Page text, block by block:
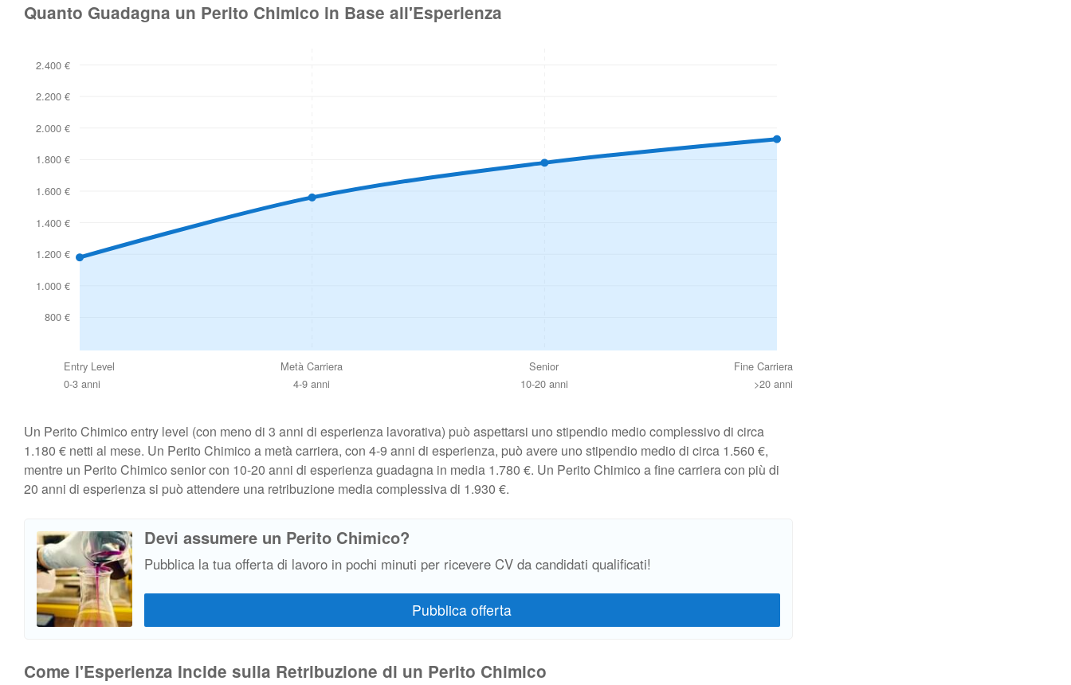
Quanto Guadagna un Perito Chimico in Base all'Esperienza
800 €
1.000 €
1.200 €
1.400 €
1.600 €
1.800 €
2.000 €
2.200 €
2.400 €
Entry Level
0-3 anni
Metà Carriera
4-9 anni
Senior
10-20 anni
Fine Carriera
>20 anni
Un Perito Chimico entry level (con meno di 3 anni di esperienza lavorativa) può aspettarsi uno stipendio medio complessivo di circa
1.180 € netti al mese. Un Perito Chimico a metà carriera, con 4-9 anni di esperienza, può avere uno stipendio medio di circa 1.560 €,
mentre un Perito Chimico senior con 10-20 anni di esperienza guadagna in media 1.780 €. Un Perito Chimico a fine carriera con più di
20 anni di esperienza si può attendere una retribuzione media complessiva di 1.930 €.
Devi assumere un Perito Chimico?
Pubblica la tua offerta di lavoro in pochi minuti per ricevere CV da candidati qualificati!
Come l'Esperienza Incide sulla Retribuzione di un Perito Chimico